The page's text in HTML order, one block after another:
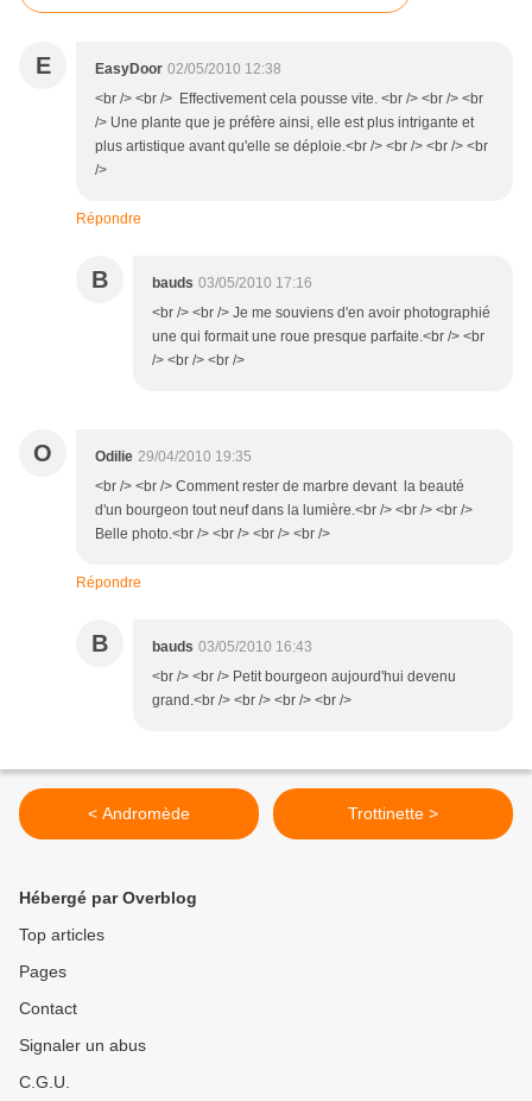
E EasyDoor 02/05/2010 12:38
<br /> <br /> Effectivement cela pousse vite. <br /> <br /> <br
/> Une plante que je préfère ainsi, elle est plus intrigante et
plus artistique avant qu'elle se déploie.<br /> <br /> <br /> <br
/>
Répondre
B bauds 03/05/2010 17:16
<br /> <br /> Je me souviens d'en avoir photographié
une qui formait une roue presque parfaite.<br /> <br
/> <br /> <br />
O Odilie 29/04/2010 19:35
<br /> <br /> Comment rester de marbre devant la beauté
d'un bourgeon tout neuf dans la lumière.<br /> <br /> <br />
Belle photo.<br /> <br /> <br /> <br />
Répondre
B bauds 03/05/2010 16:43
<br /> <br /> Petit bourgeon aujourd'hui devenu
grand.<br /> <br /> <br /> <br />
< Andromède Trottinette >
Hébergé par Overblog
Top articles
Pages
Contact
Signaler un abus
C.G.U.